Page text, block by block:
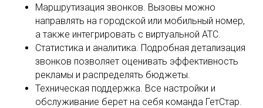
Маршрутизация звонков. Вызовы можно
направлять на городской или мобильный номер,
а также интегрировать с виртуальной АТС.
Статистика и аналитика. Подробная детализация
звонков позволяет оценивать эффективность
рекламы и распределять бюджеты.
Техническая поддержка. Все настройки и
обслуживание берет на себя команда ГетСтар.